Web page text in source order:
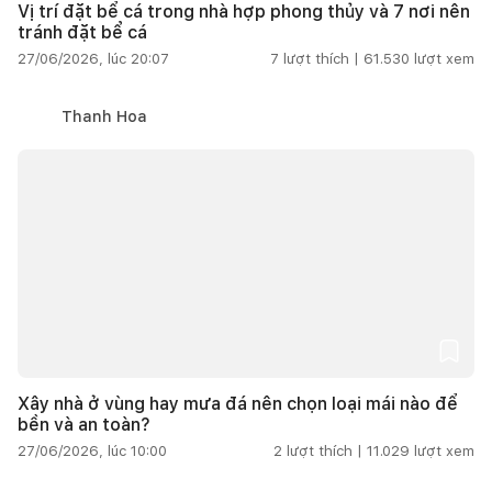
Vị trí đặt bể cá trong nhà hợp phong thủy và 7 nơi nên
tránh đặt bể cá
27/06/2026, lúc 20:07 7 lượt thích | 61.530 lượt xem
Thanh Hoa
Xây nhà ở vùng hay mưa đá nên chọn loại mái nào để
bền và an toàn?
27/06/2026, lúc 10:00 2 lượt thích | 11.029 lượt xem